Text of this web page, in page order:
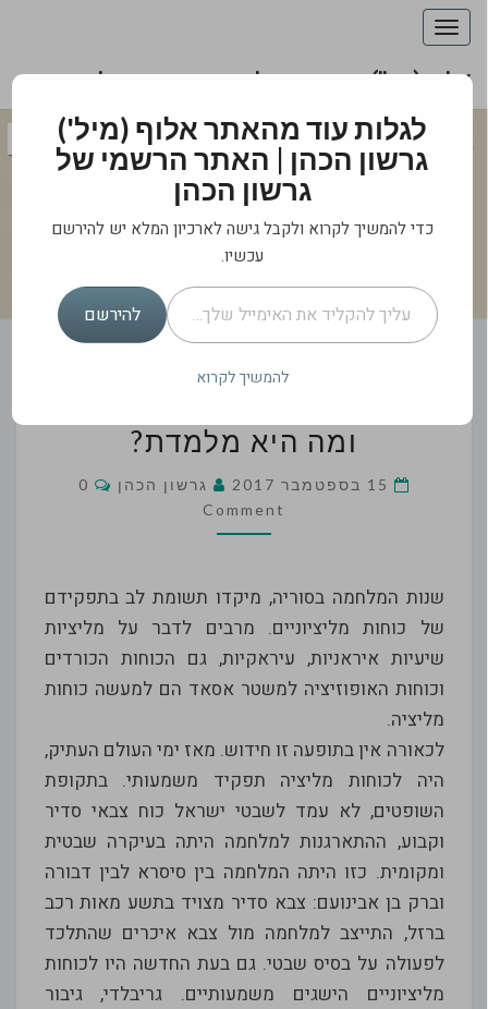
Toggle
navigation
אלוף (מיל') גרשון הכהן | האתר הרשמי של גרשון
אלוף (מיל') גרשון
הכהן | האתר
הרשמי של גרשון
הכהן
מה לאומי בביטחון הלאומי?
מיליציות:
חדש
ומה
היא
מלמדת?
ומה היא מלמדת?
15 בספטמבר 2017 גרשון הכהן Comments
0
Comment
שנות המלחמה בסוריה, מיקדו תשומת לב בתפקידם
של כוחות מליציוניים. מרבים לדבר על מליציות
שיעיות איראניות, עיראקיות, גם הכוחות הכורדים
וכוחות האופוזיציה למשטר אסאד הם למעשה כוחות
מליציה.
לכאורה אין בתופעה זו חידוש. מאז ימי העולם העתיק,
היה לכוחות מליציה תפקיד משמעותי. בתקופת
השופטים, לא עמד לשבטי ישראל כוח צבאי סדיר
וקבוע, ההתארגנות למלחמה היתה בעיקרה שבטית
ומקומית. כזו היתה המלחמה בין סיסרא לבין דבורה
וברק בן אבינועם: צבא סדיר מצויד בתשע מאות רכב
ברזל, התייצב למלחמה מול צבא איכרים שהתלכד
לפעולה על בסיס שבטי. גם בעת החדשה היו לכוחות
מליציוניים הישגים משמעותיים. גריבלדי, גיבור
לגלות עוד מהאתר אלוף (מיל')
גרשון הכהן | האתר הרשמי של
גרשון הכהן
כדי להמשיך לקרוא ולקבל גישה לארכיון המלא יש להירשם
עכשיו.
עליך להקליד את האימייל שלך…
להירשם
להמשיך לקרוא